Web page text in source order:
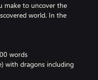
make to uncover the
world. In the
words
with dragons including